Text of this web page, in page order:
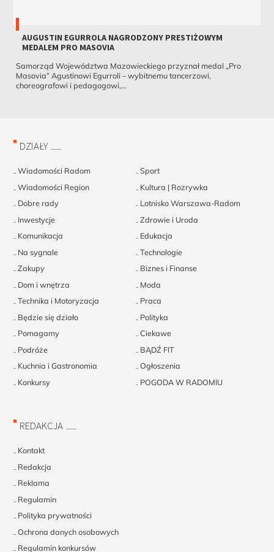
AUGUSTIN EGURROLA NAGRODZONY PRESTIŻOWYM
MEDALEM PRO MASOVIA
Samorząd Województwa Mazowieckiego przyznał medal „Pro
Masovia” Agustinowi Egurroli – wybitnemu tancerzowi,
choreografowi i pedagogowi,...
DZIAŁY
Wiadomości Radom
Sport
Wiadomości Region
Kultura | Rozrywka
Dobre rady
Lotnisko Warszawa-Radom
Inwestycje
Zdrowie i Uroda
Komunikacja
Edukacja
Na sygnale
Technologie
Zakupy
Biznes i Finanse
Dom i wnętrza
Moda
Technika i Motoryzacja
Praca
Będzie się działo
Polityka
Pomagamy
Ciekawe
Podróże
BĄDŹ FIT
Kuchnia i Gastronomia
Ogłoszenia
Konkursy
POGODA W RADOMIU
REDAKCJA
Kontakt
Redakcja
Reklama
Regulamin
Polityka prywatności
Ochrona danych osobowych
Regulamin konkursów